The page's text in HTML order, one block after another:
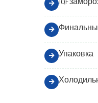
Упаковка